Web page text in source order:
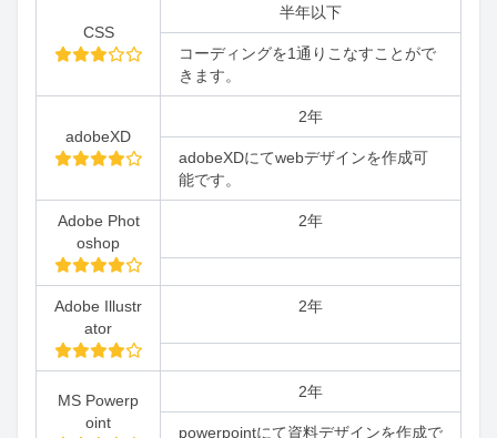
CSS
半年以下
コーディングを1通りこなすことがで
きます。
adobeXD
2年
adobeXDにてwebデザインを作成可
能です。
Adobe Phot
oshop
2年
Adobe Illustr
ator
2年
MS Powerp
oint
2年
powerpointにて資料デザインを作成で